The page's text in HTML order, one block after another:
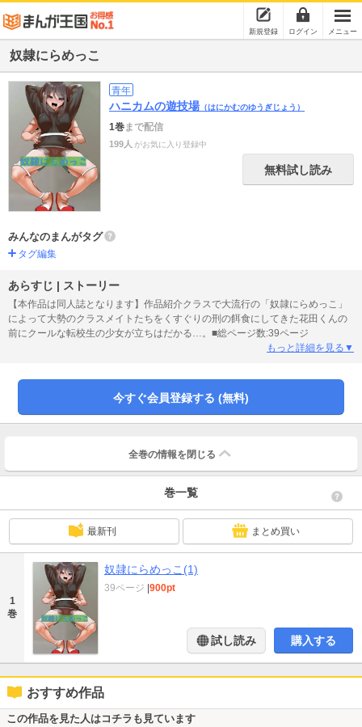
新規登録 ログイン メニュー
奴隷にらめっこ
青年
ハニカムの遊技場 （はにかむのゆうぎじょう）
1巻まで配信
199人 がお気に入り登録中
無料試し読み
みんなのまんがタグ
タグ編集
あらすじ | ストーリー
【本作品は同人誌となります】作品紹介クラスで大流行の「奴隷にらめっこ」
によって大勢のクラスメイトたちをくすぐりの刑の餌食にしてきた花田くんの
前にクールな転校生の少女が立ちはだかる…。■総ページ数:39ページ
もっと詳細を見る▼
今すぐ会員登録する (無料)
全巻の情報を 閉じる
巻一覧
最新刊 まとめ買い
1
巻
奴隷にらめっこ(1)
39ページ 900pt
試し読み 購入する
おすすめ作品
この作品を見た人はコチラも見ています